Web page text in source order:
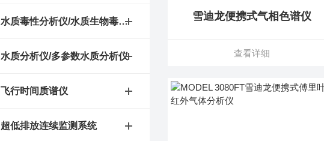
水质毒性分析仪/水质生物毒性分析仪
水质分析仪/多参数水质分析仪
飞行时间质谱仪
超低排放连续监测系统
雪迪龙便携式气相色谱仪
查看详细